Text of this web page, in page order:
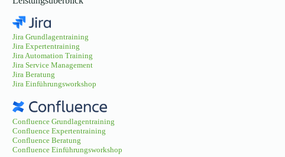
Jira Grundlagentraining
Jira Expertentraining
Jira Automation Training
Jira Service Management
Jira Beratung
Jira Einführungsworkshop
Confluence Grundlagentraining
Confluence Expertentraining
Confluence Beratung
Confluence Einführungsworkshop